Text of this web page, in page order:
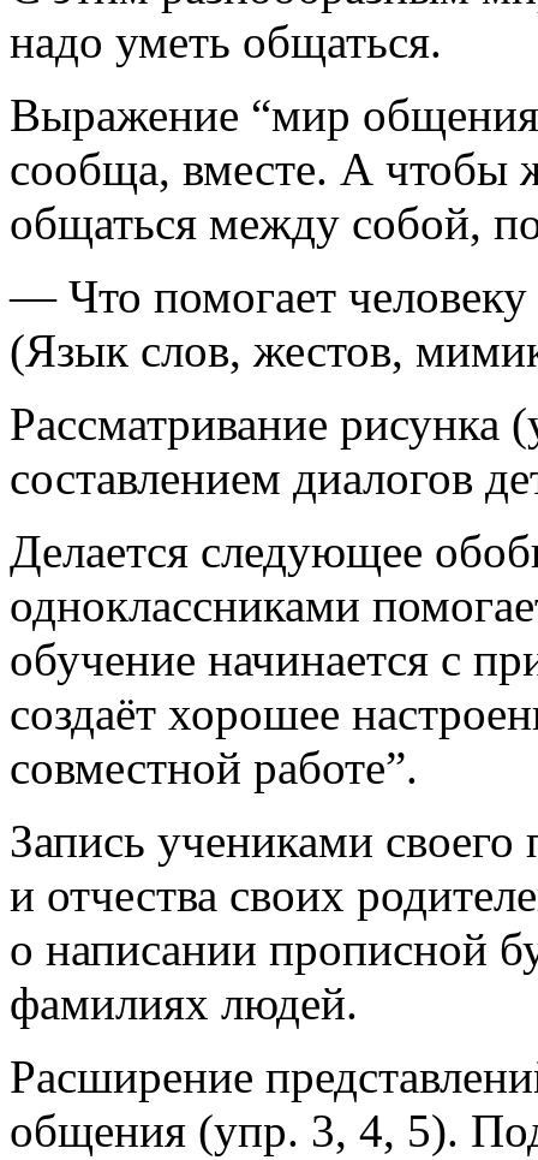
надо уметь общаться.
Выражение “мир
сообща, вместе. А чтобы
общаться между собой,
— Что помогает
(Язык слов, жестов,
Рассматривание рисунка
составлением диалогов
Делается следующее
одноклассниками
обучение начинается с
создаёт хорошее
совместной работе”.
Запись учениками
и отчества своих
о написании прописной
фамилиях людей.
Расширение
общения (упр. 3, 4, 5).